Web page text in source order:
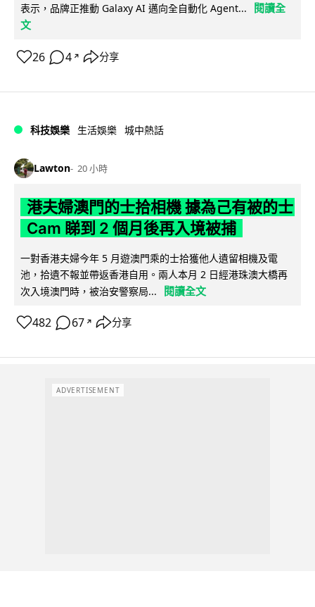
表示，品牌正推動 Galaxy AI 邁向全自動化 Agent...
閱讀全
文
26 4 ↗ 分享
科技娛樂 生活娛樂 城中熱話
Lawton 20 小時
港夫婦澳門的士拾相機 據為己有被的士
Cam 睇到 2 個月後再入境被捕
一對香港夫婦今年 5 月遊澳門乘的士拾獲他人遺留相機及電
池，拾遺不報並帶返香港自用。兩人本月 2 日經港珠澳大橋再
次入境澳門時，被治安警察局...
閱讀全文
482 67 ↗ 分享
ADVERTISEMENT